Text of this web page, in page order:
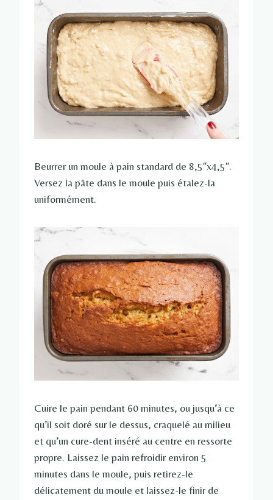
Beurrer un moule à pain standard de 8,5″x4,5″.
Versez la pâte dans le moule puis étalez-la
uniformément.
Cuire le pain pendant 60 minutes, ou jusqu’à ce
qu’il soit doré sur le dessus, craquelé au milieu
et qu’un cure-dent inséré au centre en ressorte
propre. Laissez le pain refroidir environ 5
minutes dans le moule, puis retirez-le
délicatement du moule et laissez-le finir de